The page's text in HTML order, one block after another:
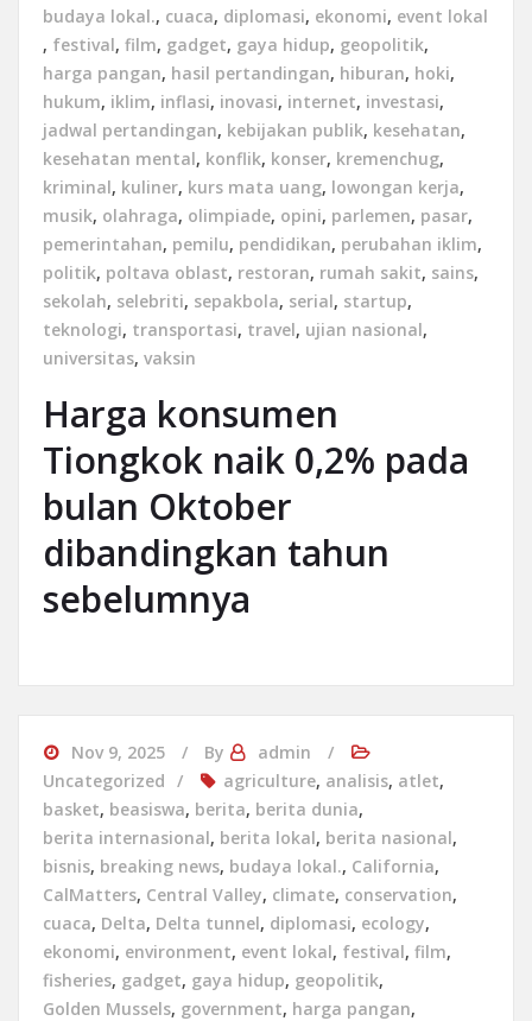
budaya lokal., cuaca, diplomasi, ekonomi, event lokal
, festival, film, gadget, gaya hidup, geopolitik,
harga pangan, hasil pertandingan, hiburan, hoki,
hukum, iklim, inflasi, inovasi, internet, investasi,
jadwal pertandingan, kebijakan publik, kesehatan,
kesehatan mental, konflik, konser, kremenchug,
kriminal, kuliner, kurs mata uang, lowongan kerja,
musik, olahraga, olimpiade, opini, parlemen, pasar,
pemerintahan, pemilu, pendidikan, perubahan iklim,
politik, poltava oblast, restoran, rumah sakit, sains,
sekolah, selebriti, sepakbola, serial, startup,
teknologi, transportasi, travel, ujian nasional,
universitas, vaksin
Harga konsumen
Tiongkok naik 0,2% pada
bulan Oktober
dibandingkan tahun
sebelumnya
Nov 9, 2025 By
admin
Uncategorized
agriculture, analisis, atlet,
basket, beasiswa, berita, berita dunia,
berita internasional, berita lokal, berita nasional,
bisnis, breaking news, budaya lokal., California,
CalMatters, Central Valley, climate, conservation,
cuaca, Delta, Delta tunnel, diplomasi, ecology,
ekonomi, environment, event lokal, festival, film,
fisheries, gadget, gaya hidup, geopolitik,
Golden Mussels, government, harga pangan,